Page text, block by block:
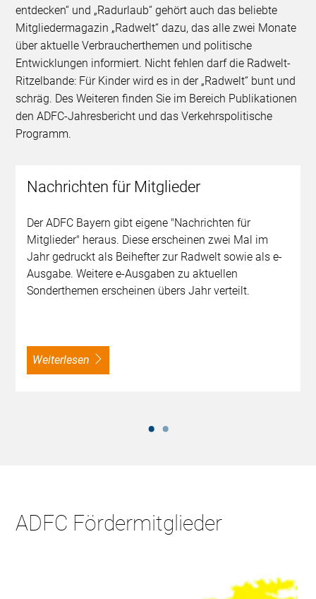
entdecken“ und „Radurlaub“ gehört auch das beliebte
Mitgliedermagazin „Radwelt“ dazu, das alle zwei Monate
über aktuelle Verbraucherthemen und politische
Entwicklungen informiert. Nicht fehlen darf die Radwelt-
Ritzelbande: Für Kinder wird es in der „Radwelt“ bunt und
schräg. Des Weiteren finden Sie im Bereich Publikationen
den ADFC-Jahresbericht und das Verkehrspolitische
Programm.
Nachrichten für Mitglieder
Der ADFC Bayern gibt eigene "Nachrichten für
Mitglieder" heraus. Diese erscheinen zwei Mal im
Jahr gedruckt als Beihefter zur Radwelt sowie als e-
Ausgabe. Weitere e-Ausgaben zu aktuellen
Sonderthemen erscheinen übers Jahr verteilt.
weiterlesen
ADFC Fördermitglieder